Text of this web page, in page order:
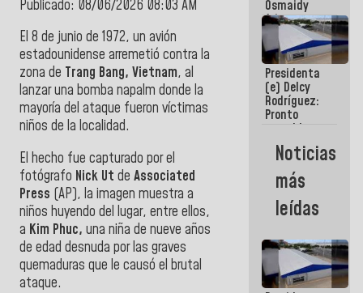
Publicado: 08/06/2026 08:03 AM
El 8 de junio de 1972, un avión
estadounidense arremetió contra la
zona de Trang Bang, Vietnam, al
lanzar una bomba napalm donde la
mayoría del ataque fueron víctimas
niños de la localidad.
El hecho fue capturado por el
fotógrafo Nick Ut de Associated
Press (AP), la imagen muestra a
niños huyendo del lugar, entre ellos,
a Kim Phuc, una niña de nueve años
de edad desnuda por las graves
quemaduras que le causó el brutal
ataque.
Osmaidy
Arias y
Giraly
Marcano por
hacer
historia en
los
Centroamericanos
Presidenta
(e) Delcy
Rodríguez:
Pronto
restableceremos
las
operaciones
Aeropuerto
Internacional
de
Noticias
más
leídas